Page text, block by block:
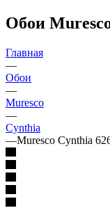
Обои
Главная
—
Обои
—
Muresco
—
Cynthia
—Muresco Cynthia